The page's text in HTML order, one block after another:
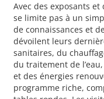
Avec des exposants
se limite pas à un
de connaissances et
dévoilent leurs
sanitaires, du
du traitement de
et des énergies
programme riche,